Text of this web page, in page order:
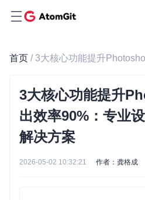
首页
3大核心功能提升
出效率90%：专业
解决方案
2026-05-02 10:32:21 作者：龚格成